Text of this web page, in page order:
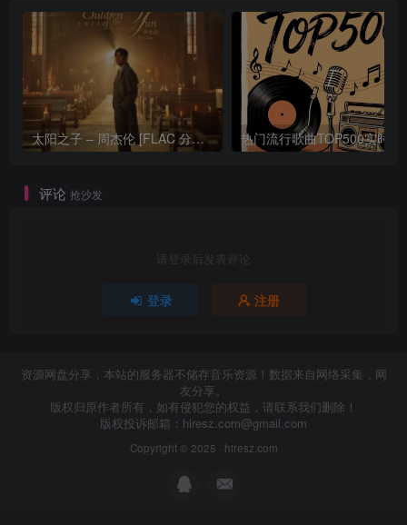
太阳之子 – 周杰伦 [FLAC 分轨 192Khz 24bit]
评论 抢沙发
请登录后发表评论
登录 注册
资源网盘分享，本站的服务器不储存音乐资源！数据来自网络采集，网
友分享。
版权归原作者所有，如有侵犯您的权益，请联系我们删除！
版权投诉邮箱： hiresz.com@gmail.com
Copyright © 2025 · hiresz.com